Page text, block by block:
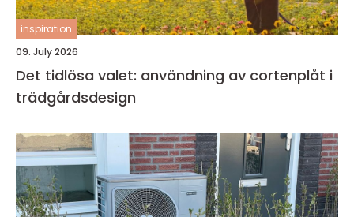
inspiration
09. July 2026
Det tidlösa valet: användning av cortenplåt i
trädgårdsdesign